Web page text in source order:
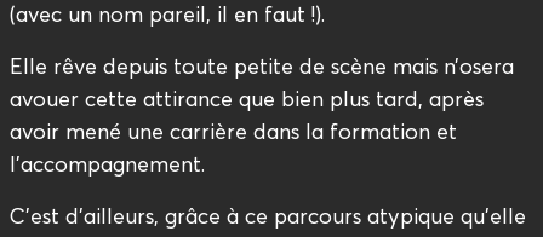
(avec un nom pareil, il en faut !).
Elle rêve depuis toute petite de scène mais n’osera
avouer cette attirance que bien plus tard, après
avoir mené une carrière dans la formation et
l’accompagnement.
C’est d’ailleurs, grâce à ce parcours atypique qu’elle